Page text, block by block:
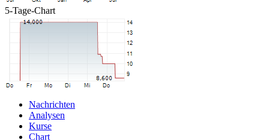
5-Tage-Chart
Nachrichten
Analysen
Kurse
Chart